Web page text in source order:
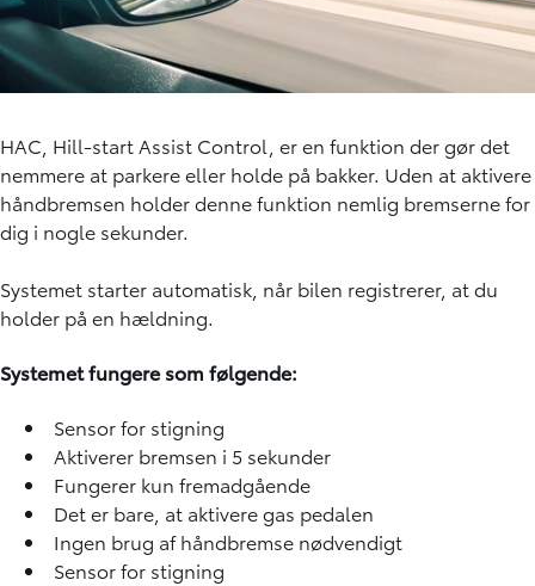
HAC, Hill-start Assist Control, er en funktion der gør det
nemmere at parkere eller holde på bakker. Uden at aktivere
håndbremsen holder denne funktion nemlig bremserne for
dig i nogle sekunder.
Systemet starter automatisk, når bilen registrerer, at du
holder på en hældning.
Systemet fungere som følgende:
Sensor for stigning
Aktiverer bremsen i 5 sekunder
Fungerer kun fremadgående
Det er bare, at aktivere gas pedalen
Ingen brug af håndbremse nødvendigt
Sensor for stigning